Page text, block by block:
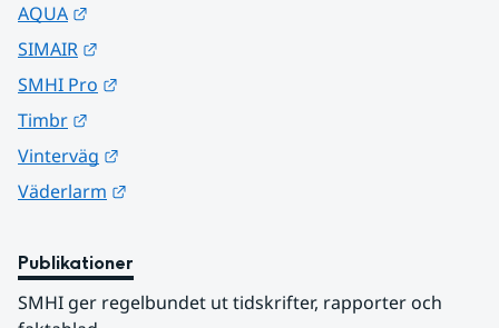
AQUA
SIMAIR
SMHI Pro
Timbr
Vinterväg
Väderlarm
Publikationer
SMHI ger regelbundet ut tidskrifter, rapporter och